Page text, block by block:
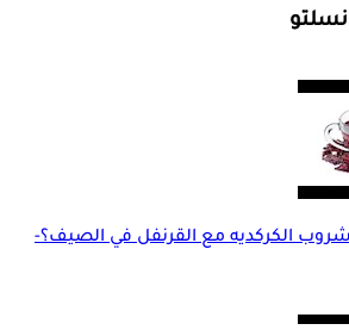
الكركديه مع القرنفل في الصيف؟-